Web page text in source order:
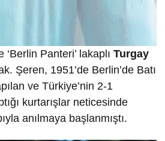
‘Berlin Panteri’ lakaplı Turgay
Şeren, 1951’de Berlin’de Batı
ve Türkiye’nin 2-1
kurtarışlar neticesinde
anılmaya başlanmıştı.